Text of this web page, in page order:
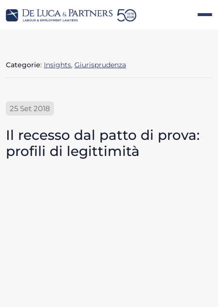
Categorie: Insights, Giurisprudenza
25 Set 2018
Il recesso dal patto di prova:
profili di legittimità